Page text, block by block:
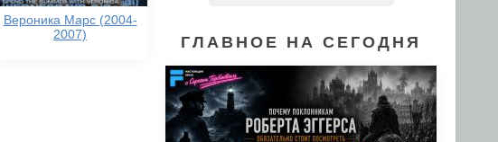
Вероника Марс (2004-
2007)
ГЛАВНОЕ НА СЕГОДНЯ